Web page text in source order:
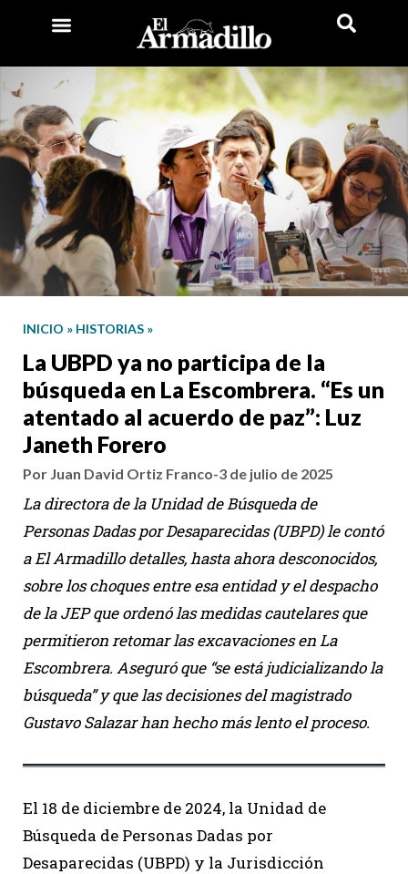
INICIO » HISTORIAS »
La UBPD ya no participa de la
búsqueda en La Escombrera. “Es un
atentado al acuerdo de paz”: Luz
Janeth Forero
Por Juan David Ortiz Franco-3 de julio de 2025
La directora de la Unidad de Búsqueda de
Personas Dadas por Desaparecidas (UBPD) le contó
a El Armadillo detalles, hasta ahora desconocidos,
sobre los choques entre esa entidad y el despacho
de la JEP que ordenó las medidas cautelares que
permitieron retomar las excavaciones en La
Escombrera. Aseguró que “se está judicializando la
búsqueda” y que las decisiones del magistrado
Gustavo Salazar han hecho más lento el proceso.
El 18 de diciembre de 2024, la Unidad de
Búsqueda de Personas Dadas por
Desaparecidas (UBPD) y la Jurisdicción